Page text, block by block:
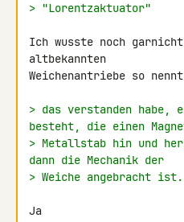
> "Lorentzaktuator"
Ich wusste noch
altbekannten
Weichenantriebe so
> das verstanden habe,
besteht, die einen
> Metallstab hin und
dann die Mechanik der
> Weiche angebracht ist.
Ja